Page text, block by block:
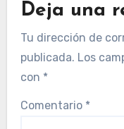
Deja una
Tu dirección de
publicada. Los
con *
Comentario *